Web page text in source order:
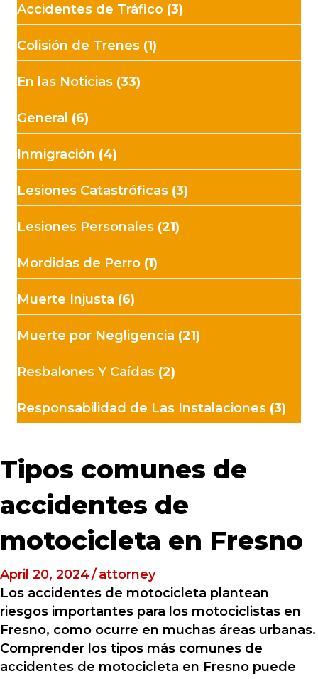
Accidentes de Tráfico (3)
Colisión de Trenes (1)
En las Noticias (33)
General (6)
Inmigración (4)
Lesiones Catastróficas (3)
Lesiones Personales (21)
Mordidas de Perro (1)
Muerte Injusta (6)
Muerte por Negligencia (21)
Resbalones Y Caídas (2)
Responsabilidad de Las Instalaciones (3)
Tipos comunes de
accidentes de
motocicleta en Fresno
April 20, 2024/attorney
Los accidentes de motocicleta plantean
riesgos importantes para los motociclistas en
Fresno, como ocurre en muchas áreas urbanas.
Comprender los tipos más comunes de
accidentes de motocicleta en Fresno puede